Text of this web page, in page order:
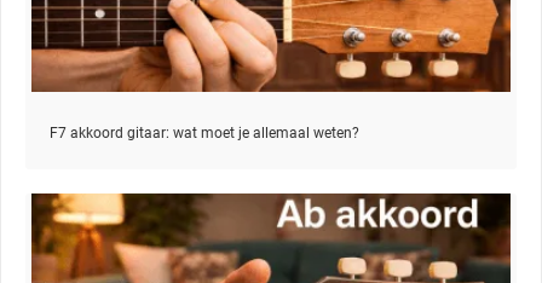
F7 akkoord gitaar: wat moet je allemaal weten?